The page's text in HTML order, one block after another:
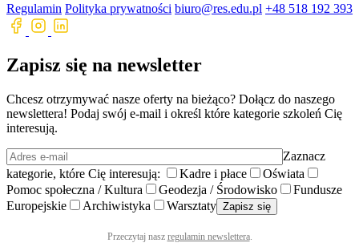
Regulamin Polityka prywatności biuro@res.edu.pl +48 518 192 393
Zapisz się na newsletter
Chcesz otrzymywać nasze oferty na bieżąco? Dołącz do naszego
newslettera! Podaj swój e-mail i określ które kategorie szkoleń Cię
interesują.
Zaznacz
kategorie, które Cię interesują:
Kadre i płace
Oświata
Pomoc społeczna / Kultura
Geodezja / Środowisko
Fundusze
Europejskie
Archiwistyka Warsztaty
Przeczytaj nasz regulamin newslettera.